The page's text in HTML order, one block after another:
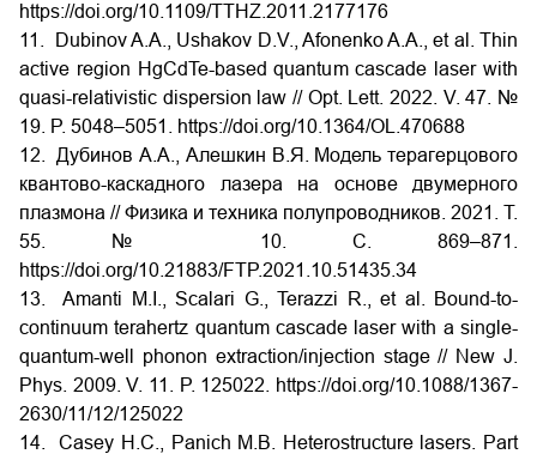
https://doi.org/10.1109/TTHZ.2011.2177176
11. Dubinov A.A., Ushakov D.V., Afonenko A.A., et al. Thin
active region HgCdTe-based quantum cascade laser with
quasi-relativistic dispersion law // Opt. Lett. 2022. V. 47. №
19. P. 5048–5051. https://doi.org/10.1364/OL.470688
12. Дубинов А.А., Алешкин В.Я. Модель терагерцового
квантово-каскадного лазера на основе двумерного
плазмона // Физика и техника полупроводников. 2021. Т.
55. № 10. С. 869–871.
https://doi.org/10.21883/FTP.2021.10.51435.34
13. Amanti M.I., Scalari G., Terazzi R., et al. Bound-to-
continuum terahertz quantum cascade laser with a single-
quantum-well phonon extraction/injection stage // New J.
Phys. 2009. V. 11. P. 125022. https://doi.org/10.1088/1367-
2630/11/12/125022
14. Casey H.C., Panich M.B. Heterostructure lasers. Part